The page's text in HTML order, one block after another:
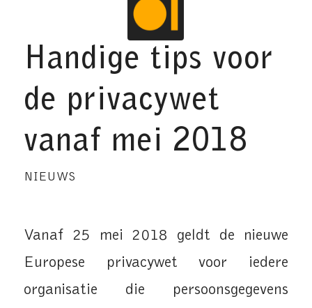
Handige tips voor
de privacywet
vanaf mei 2018
NIEUWS
Vanaf 25 mei 2018 geldt de nieuwe
Europese privacywet voor iedere
organisatie die persoonsgegevens